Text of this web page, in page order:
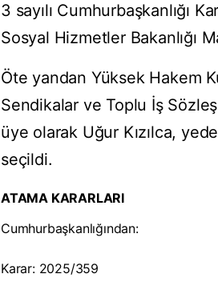
3 sayılı Cumhurbaşkanlığı
Sosyal Hizmetler Bakanlığı
Öte yandan Yüksek Hakem
Sendikalar ve Toplu İş
üye olarak Uğur Kızılca,
seçildi.
ATAMA KARARLARI
Cumhurbaşkanlığından:
Karar: 2025/359